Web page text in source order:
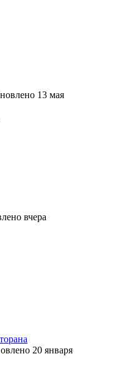
13 мая
вчера
20 января